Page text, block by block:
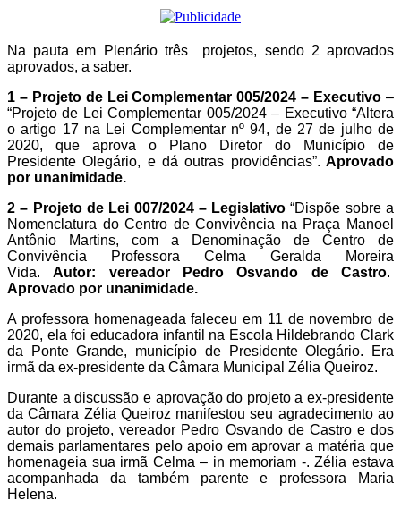
Na pauta em Plenário três projetos, sendo 2 aprovados
aprovados, a saber.
1 – Projeto de Lei Complementar 005/2024 – Executivo –
“Projeto de Lei Complementar 005/2024 – Executivo “Altera
o artigo 17 na Lei Complementar nº 94, de 27 de julho de
2020, que aprova o Plano Diretor do Município de
Presidente Olegário, e dá outras providências”. Aprovado
por unanimidade.
2 – Projeto de Lei 007/2024 – Legislativo “Dispõe sobre a
Nomenclatura do Centro de Convivência na Praça Manoel
Antônio Martins, com a Denominação de Centro de
Convivência Professora Celma Geralda Moreira
Vida.Autor: vereador Pedro Osvando de Castro.
Aprovado por unanimidade.
A professora homenageada faleceu em 11 de novembro de
2020, ela foi educadora infantil na Escola Hildebrando Clark
da Ponte Grande, município de Presidente Olegário. Era
irmã da ex-presidente da Câmara Municipal Zélia Queiroz.
Durante a discussão e aprovação do projeto a ex-presidente
da Câmara Zélia Queiroz manifestou seu agradecimento ao
autor do projeto, vereador Pedro Osvando de Castro e dos
demais parlamentares pelo apoio em aprovar a matéria que
homenageia sua irmã Celma – in memoriam -. Zélia estava
acompanhada da também parente e professora Maria
Helena.